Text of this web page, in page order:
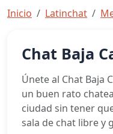
Inicio Latinchat
Chat Baja
Únete al Chat Baja
un buen rato
ciudad sin tener
sala de chat libre y